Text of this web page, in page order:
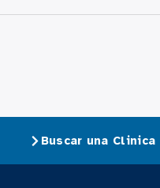
Buscar una Clinica